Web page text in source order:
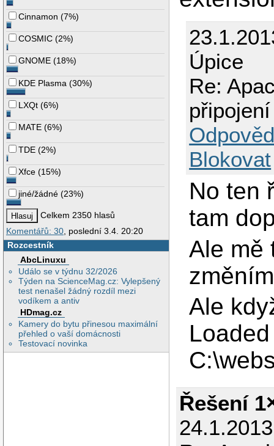
Cinnamon (7%)
COSMIC (2%)
GNOME (18%)
KDE Plasma (30%)
LXQt (6%)
MATE (6%)
TDE (2%)
Xfce (15%)
jiné/žádné (23%)
Celkem 2350 hlasů
Komentářů: 30 , poslední 3.4. 20:20
Rozcestník
AbcLinuxu
Událo se v týdnu 32/2026
Týden na ScienceMag.cz: Vylepšený
test nenašel žádný rozdíl mezi
vodíkem a antiv
HDmag.cz
Kamery do bytu přinesou maximální
přehled o vaší domácnosti
Testovací novinka
Úpice
Re:
Blokovat
No ten
tam
Ale mě
Ale
Řešení